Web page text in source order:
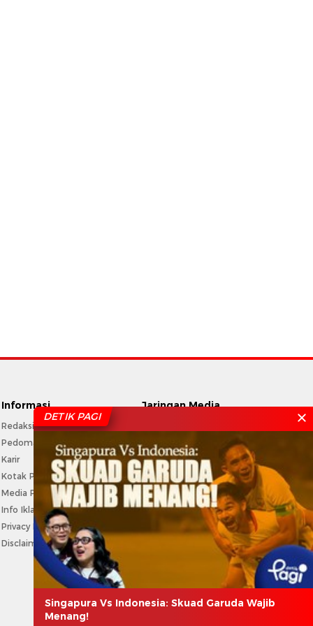
DETIK PAGI
Singapura Vs Indonesia: Skuad Garuda Wajib
Menang!
Informasi
Redaksi
Pedoman Media Siber
Karir
Kotak Pos
Media Partner
Info Iklan
Privacy Policy
Disclaimer
Jaringan Media
CNBC Indonesia
Haibunda
Beautynesia
Female Daily
CXO Media